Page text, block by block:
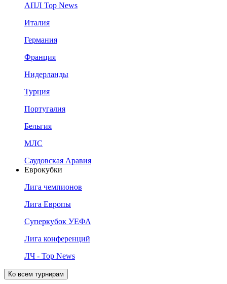
АПЛ Top News
Италия
Германия
Франция
Нидерланды
Турция
Португалия
Бельгия
МЛС
Саудовская Аравия
Еврокубки
Лига чемпионов
Лига Европы
Суперкубок УЕФА
Лига конференций
ЛЧ - Top News
Ко всем турнирам